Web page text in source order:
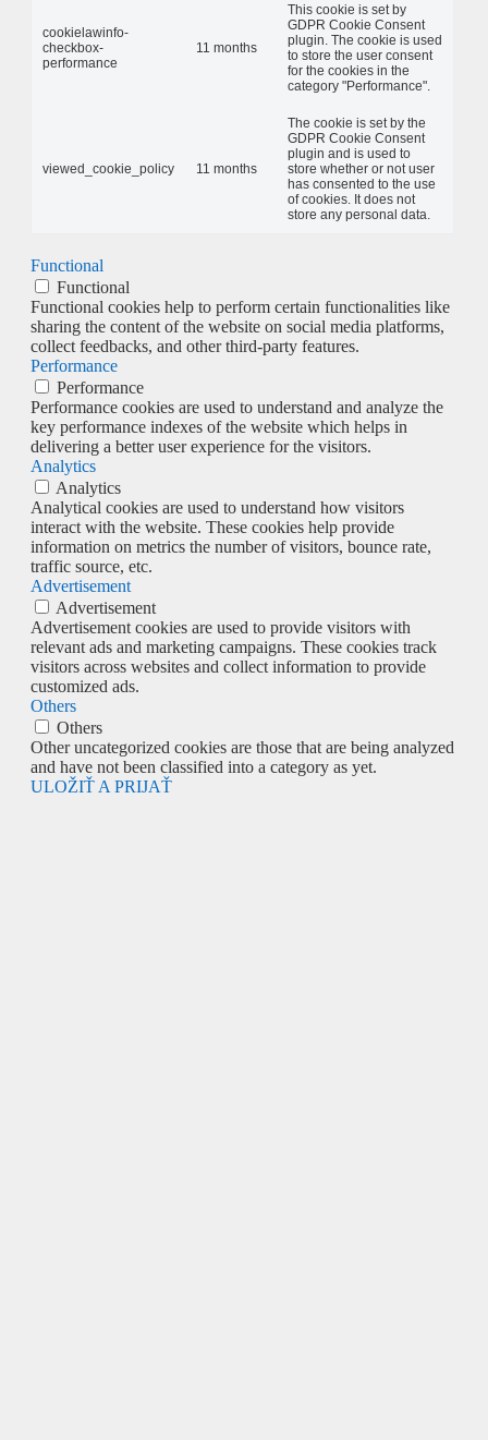
cookielawinfo-
checkbox-
performance
11 months
This cookie is set by
GDPR Cookie Consent
plugin. The cookie is used
to store the user consent
for the cookies in the
category "Performance".
viewed_cookie_policy 11 months
The cookie is set by the
GDPR Cookie Consent
plugin and is used to
store whether or not user
has consented to the use
of cookies. It does not
store any personal data.
Functional
Functional
Functional cookies help to perform certain functionalities like
sharing the content of the website on social media platforms,
collect feedbacks, and other third-party features.
Performance
Performance
Performance cookies are used to understand and analyze the
key performance indexes of the website which helps in
delivering a better user experience for the visitors.
Analytics
Analytics
Analytical cookies are used to understand how visitors
interact with the website. These cookies help provide
information on metrics the number of visitors, bounce rate,
traffic source, etc.
Advertisement
Advertisement
Advertisement cookies are used to provide visitors with
relevant ads and marketing campaigns. These cookies track
visitors across websites and collect information to provide
customized ads.
Others
Others
Other uncategorized cookies are those that are being analyzed
and have not been classified into a category as yet.
ULOŽIŤ A PRIJAŤ